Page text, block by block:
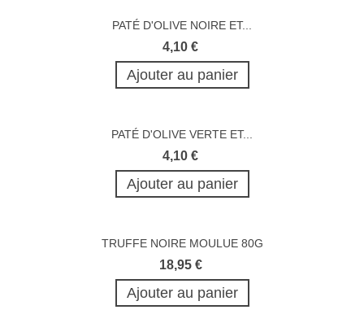
PATÉ D'OLIVE NOIRE ET...
4,10 €
Ajouter au panier
PATÉ D'OLIVE VERTE ET...
4,10 €
Ajouter au panier
TRUFFE NOIRE MOULUE 80G
18,95 €
Ajouter au panier